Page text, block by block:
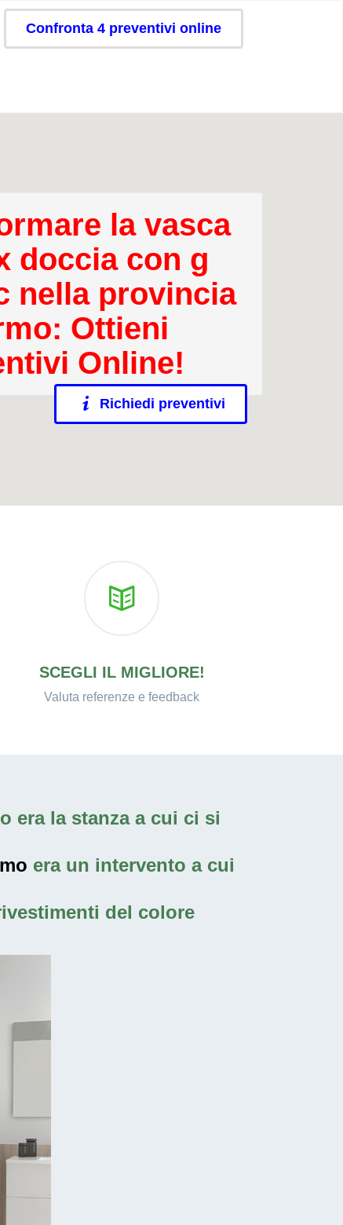
Confronta 4 preventivi online
la vasca
doccia con g
nella provincia
Ottieni
Online!
Richiedi preventivi
SCEGLI IL MIGLIORE!
Valuta referenze e feedback
era la stanza a cui ci si
era un intervento a cui
del colore